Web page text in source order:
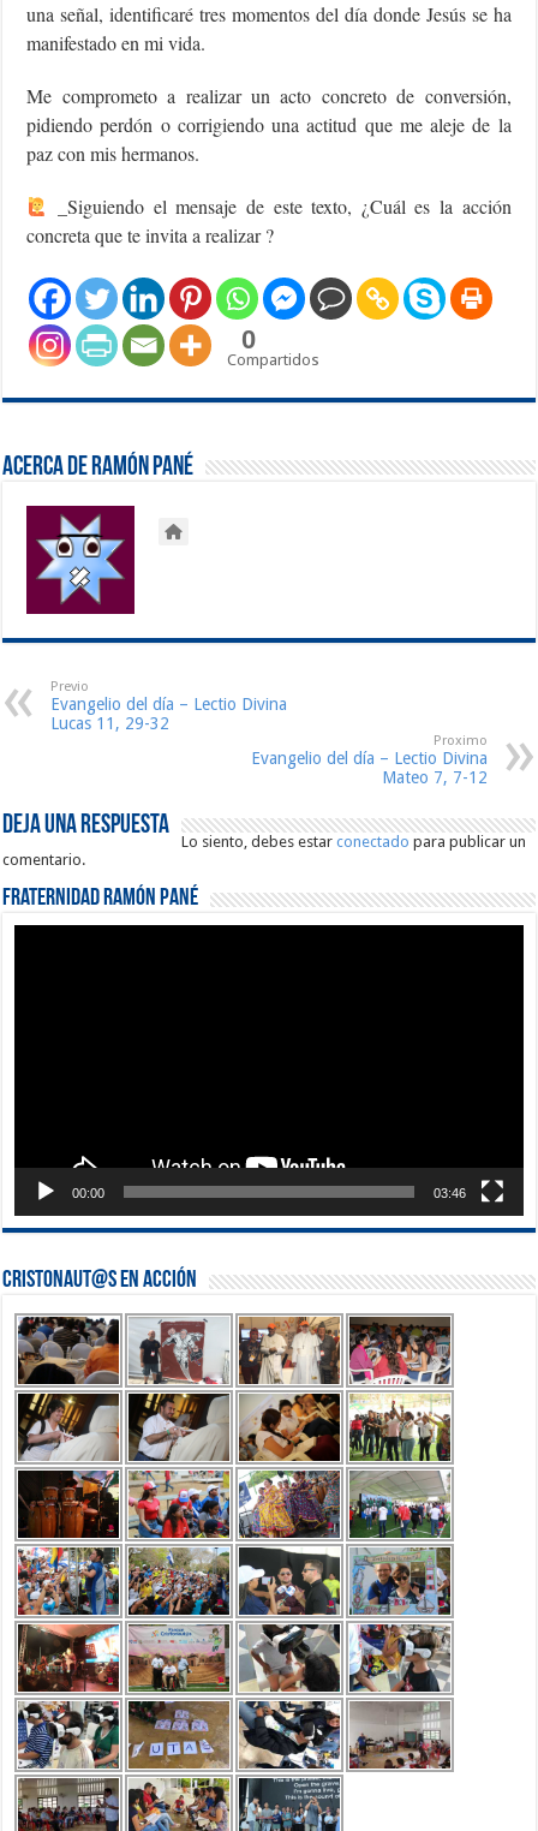
una señal, identificaré tres momentos del día donde Jesús se ha
manifestado en mi vida.
Me comprometo a realizar un acto concreto de conversión,
pidiendo perdón o corrigiendo una actitud que me aleje de la
paz con mis hermanos.
_Siguiendo el mensaje de este texto, ¿Cuál es la acción
concreta que te invita a realizar ?
0
Compartidos
Acerca de Ramón Pané
Previo
Evangelio del día – Lectio Divina
Lucas 11, 29-32
Proximo
Evangelio del día – Lectio Divina
Mateo 7, 7-12
Deja una respuesta
Lo siento, debes estarconectado para publicar un
comentario.
Fraternidad Ramón Pané
00:00 03:46
Cristonaut@s en Acción